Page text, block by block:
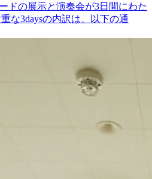
ドの展示と演奏会が3日間にわた
な3daysの内訳は、以下の通